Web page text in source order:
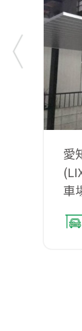
愛
車